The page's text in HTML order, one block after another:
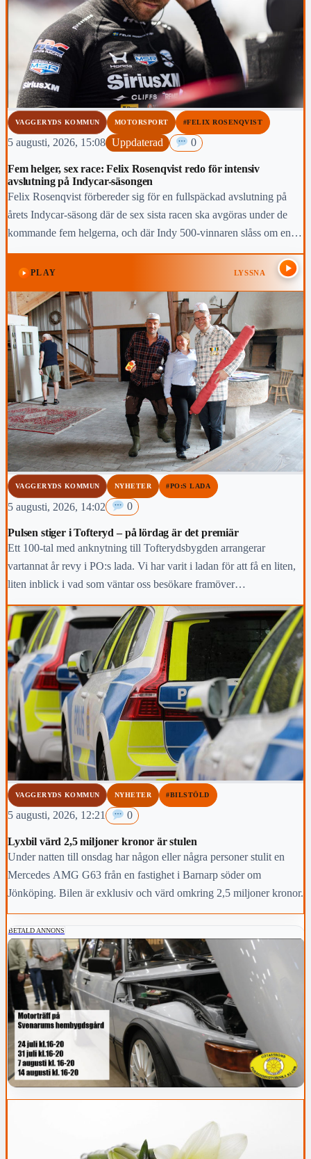
VAGGERYDS KOMMUN MOTORSPORT #FELIX ROSENQVIST
5 augusti, 2026, 15:08 Uppdaterad 0
Fem helger, sex race: Felix Rosenqvist redo för intensiv
avslutning på Indycar-säsongen
Felix Rosenqvist förbereder sig för en fullspäckad avslutning på
årets Indycar-säsong där de sex sista racen ska avgöras under de
kommande fem helgerna, och där Indy 500-vinnaren slåss om en
topp-fem-placering i den slutliga mästerskapstabellen.
PLAY LYSSNA
VAGGERYDS KOMMUN NYHETER #PO:S LADA
5 augusti, 2026, 14:02 0
Pulsen stiger i Tofteryd – på lördag är det premiär
Ett 100-tal med anknytning till Tofterydsbygden arrangerar
vartannat år revy i PO:s lada. Vi har varit i ladan för att få en liten,
liten inblick i vad som väntar oss besökare framöver…
VAGGERYDS KOMMUN NYHETER #BILSTÖLD
5 augusti, 2026, 12:21 0
Lyxbil värd 2,5 miljoner kronor är stulen
Under natten till onsdag har någon eller några personer stulit en
Mercedes AMG G63 från en fastighet i Barnarp söder om
Jönköping. Bilen är exklusiv och värd omkring 2,5 miljoner kronor.
BETALD ANNONS